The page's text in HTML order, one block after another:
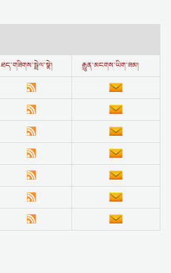
ཐད་གཟིགས་སྦྲེལ་སྣེ།
རྒྱུན་མངགས་ཡིག་ཟམ།